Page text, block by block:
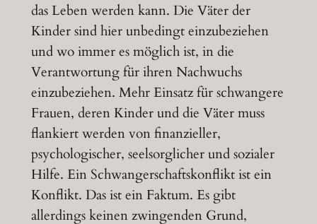
das Leben werden kann. Die Väter der
Kinder sind hier unbedingt einzubeziehen
und wo immer es möglich ist, in die
Verantwortung für ihren Nachwuchs
einzubeziehen. Mehr Einsatz für schwangere
Frauen, deren Kinder und die Väter muss
flankiert werden von finanzieller,
psychologischer, seelsorglicher und sozialer
Hilfe. Ein Schwangerschaftskonflikt ist ein
Konflikt. Das ist ein Faktum. Es gibt
allerdings keinen zwingenden Grund,